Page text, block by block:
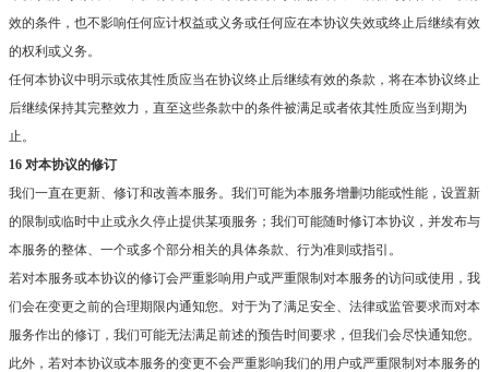
效的条件，也不影响任何应计权益或义务或任何应在本协议失效或终止后继续有效
的权利或义务。
任何本协议中明示或依其性质应当在协议终止后继续有效的条款，将在本协议终止
后继续保持其完整效力，直至这些条款中的条件被满足或者依其性质应当到期为
止。
16 对本协议的修订
我们一直在更新、修订和改善本服务。我们可能为本服务增删功能或性能，设置新
的限制或临时中止或永久停止提供某项服务；我们可能随时修订本协议，并发布与
本服务的整体、一个或多个部分相关的具体条款、行为准则或指引。
若对本服务或本协议的修订会严重影响用户或严重限制对本服务的访问或使用，我
们会在变更之前的合理期限内通知您。对于为了满足安全、法律或监管要求而对本
服务作出的修订，我们可能无法满足前述的预告时间要求，但我们会尽快通知您。
此外，若对本协议或本服务的变更不会严重影响我们的用户或严重限制对本服务的